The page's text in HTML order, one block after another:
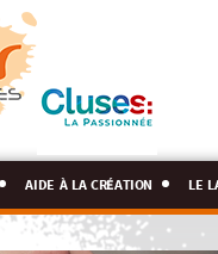
aide à la création le